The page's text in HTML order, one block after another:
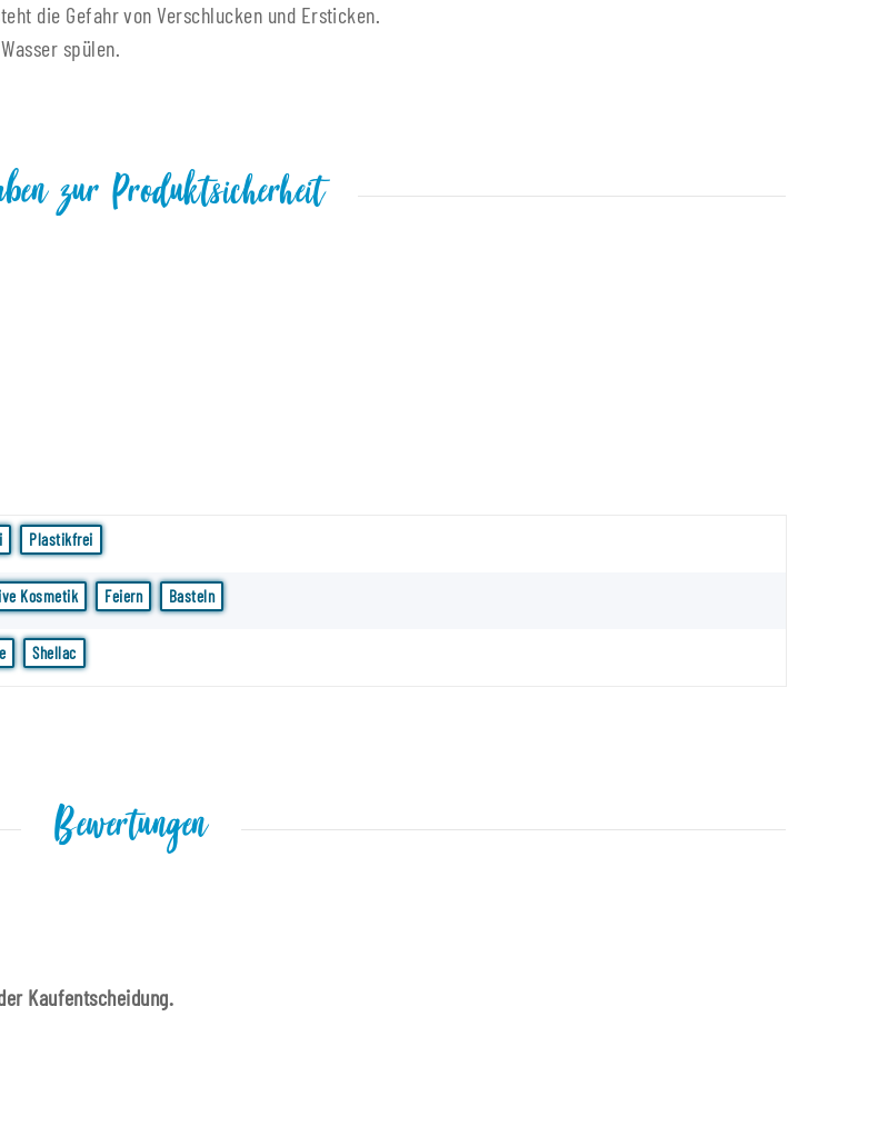
die Gefahr von Verschlucken und Ersticken.
spülen.
zur Produktsicherheit
Plastikfrei
Kosmetik Feiern Basteln
Shellac
Bewertungen
Kaufentscheidung.